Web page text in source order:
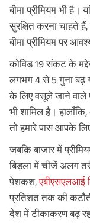
बीमा प्रीमियम भी
सुरक्षित करना चाहते
बीमा प्रीमियम पर
कोविड 19 संकट के
लगभग 4 से 5 गुना बढ़
के लिए वसूले जाने वाले
भी शामिल है।
तो हमारे पास आपके
जबकि बाजार में
बिड़ला में चीजें अलग
पेशकश,एबीएसएलआई
प्रतिशत तक की
देश में टीकाकरण बढ़